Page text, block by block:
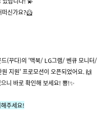
신가요?🦸
(꾸다)의 '맥북/ LG그램/ 벤큐 모니터/
지원' 프로모션이 오픈되었어요. 🙌
니 바로 확인해 보세요! 뿅!✨
주세요!